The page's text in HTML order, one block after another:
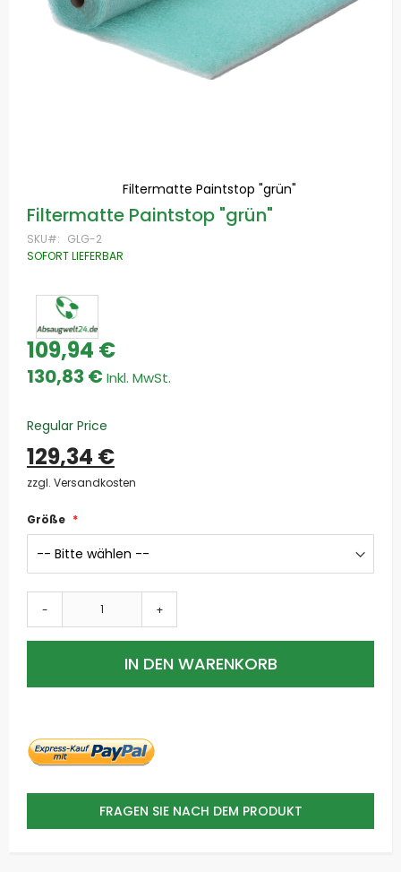
Filtermatte Paintstop "grün"
Zum
Anfang
der
Bildgalerie
Filtermatte Paintstop "grün"
SKU
GLG-2
SOFORT LIEFERBAR
Special
Price
130,83 €
109,94 €
Regular Price
129,34 €
zzgl. Versandkosten
Größe
- +
IN DEN WARENKORB
FRAGEN SIE NACH DEM PRODUKT